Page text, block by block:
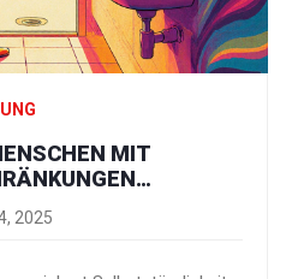
MIT
UND KOMFORT
2025